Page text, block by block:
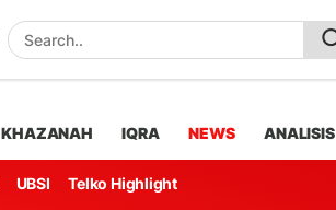
KHAZANAH IQRA NEWS ANALISIS
UBSI Telko Highlight